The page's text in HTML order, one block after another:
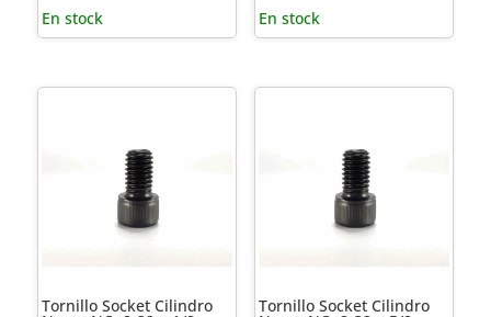
En stock En stock
Tornillo Socket Cilindro Tornillo Socket Cilindro